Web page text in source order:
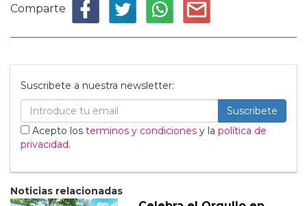
Comparte
Suscribete a nuestra newsletter:
Suscribete
Acepto los terminos y condiciones y la política de
privacidad.
Noticias relacionadas